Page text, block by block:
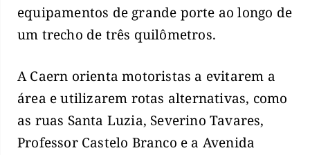
equipamentos de grande porte ao longo de
um trecho de três quilômetros.
A Caern orienta motoristas a evitarem a
área e utilizarem rotas alternativas, como
as ruas Santa Luzia, Severino Tavares,
Professor Castelo Branco e a Avenida